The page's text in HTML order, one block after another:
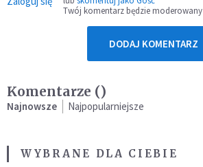
Twój komentarz będzie moderowany
DODAJ KOMENTARZ
Komentarze ()
Najnowsze Najpopularniejsze
WYBRANE DLA CIEBIE